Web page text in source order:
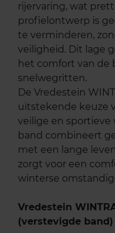
rijervaring, wat
profielontwerp is
te verminderen,
veiligheid. Dit lage
het comfort van de
snelwegritten.
De Vredestein
uitstekende keuze
veilige en sportieve
band combineert
met een lange
zorgt voor een
winterse
Vredestein
(verstevigde band)